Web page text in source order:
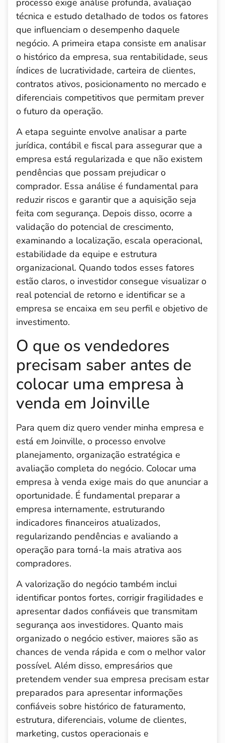
técnica e estudo detalhado de todos os fatores
que influenciam o desempenho daquele
negócio. A primeira etapa consiste em analisar
o histórico da empresa, sua rentabilidade, seus
índices de lucratividade, carteira de clientes,
contratos ativos, posicionamento no mercado e
diferenciais competitivos que permitam prever
o futuro da operação.
A etapa seguinte envolve analisar a parte
jurídica, contábil e fiscal para assegurar que a
empresa está regularizada e que não existem
pendências que possam prejudicar o
comprador. Essa análise é fundamental para
reduzir riscos e garantir que a aquisição seja
feita com segurança. Depois disso, ocorre a
validação do potencial de crescimento,
examinando a localização, escala operacional,
estabilidade da equipe e estrutura
organizacional. Quando todos esses fatores
estão claros, o investidor consegue visualizar o
real potencial de retorno e identificar se a
empresa se encaixa em seu perfil e objetivo de
investimento.
O que os vendedores
precisam saber antes de
colocar uma empresa à
venda em Joinville
Para quem diz quero vender minha empresa e
está em Joinville, o processo envolve
planejamento, organização estratégica e
avaliação completa do negócio. Colocar uma
empresa à venda exige mais do que anunciar a
oportunidade. É fundamental preparar a
empresa internamente, estruturando
indicadores financeiros atualizados,
regularizando pendências e avaliando a
operação para torná-la mais atrativa aos
compradores.
A valorização do negócio também inclui
identificar pontos fortes, corrigir fragilidades e
apresentar dados confiáveis que transmitam
segurança aos investidores. Quanto mais
organizado o negócio estiver, maiores são as
chances de venda rápida e com o melhor valor
possível. Além disso, empresários que
pretendem vender sua empresa precisam estar
preparados para apresentar informações
confiáveis sobre histórico de faturamento,
estrutura, diferenciais, volume de clientes,
marketing, custos operacionais e